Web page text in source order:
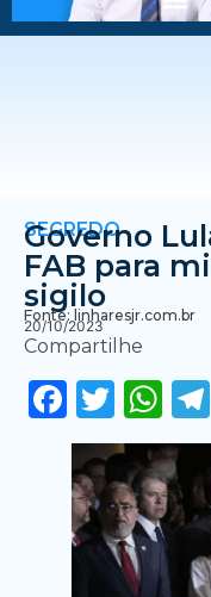
SEGREDO
Governo
FAB para
sigilo
Fonte: linharesjr.com.br
20/10/2023
Compartilhe